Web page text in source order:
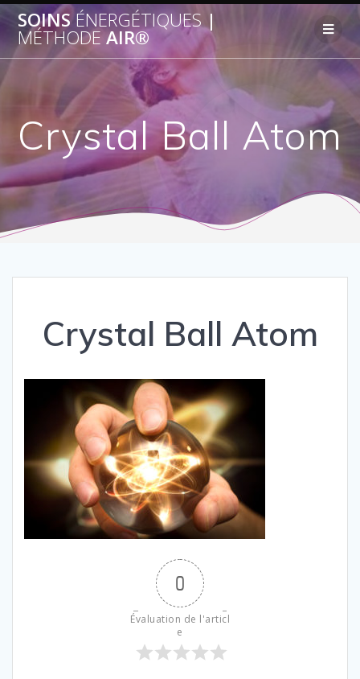
SOINSÉNERGÉTIQUES|
MÉTHODEAIR®
Crystal Ball Atom
Crystal Ball Atom
0
Évaluation de l'articl
e